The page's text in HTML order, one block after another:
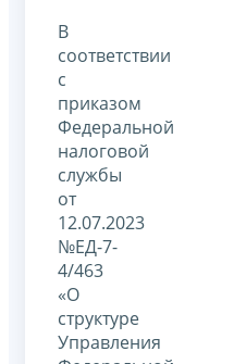
В
соответствии
с
приказом
Федеральной
налоговой
службы
от
12.07.2023
№ЕД-7-
4/463
«О
структуре
Управления